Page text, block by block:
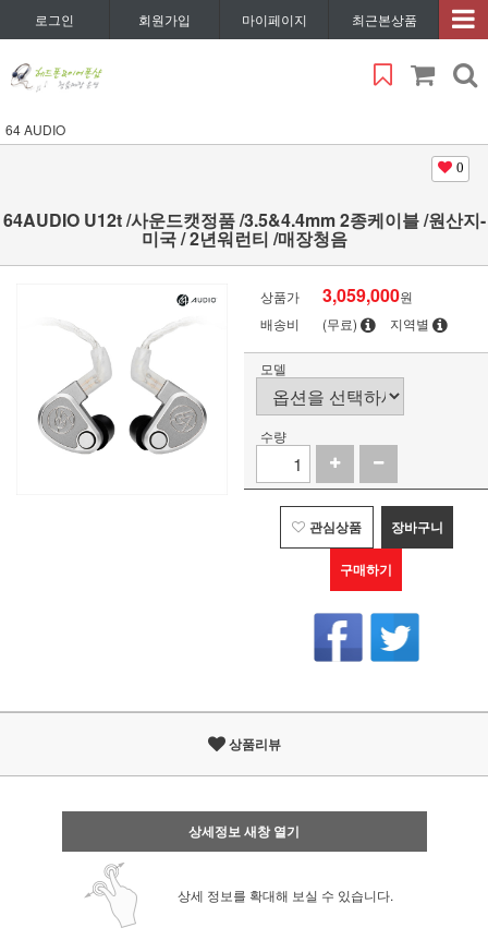
로그인 회원가입 마이페이지 최근본상품
64 AUDIO
0
64AUDIO U12t /사운드캣정품 /3.5&4.4mm 2종케이블 /원산지-
미국 / 2년워런티 /매장청음
상품가 3,059,000원
배송비
(무료) 지역별
모델
수량
관심상품 장바구니
구매하기
상품리뷰
상세정보 새창 열기
상세 정보를 확대해 보실 수 있습니다.